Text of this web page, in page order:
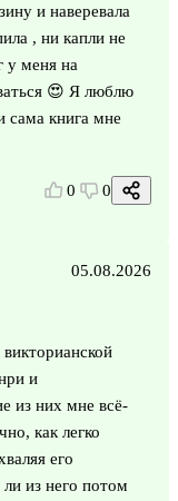
и наверевала
, ни капли не
у меня на
😍 Я люблю
сама книга мне
0 0
05.08.2026
и
из них мне всё-
как легко
его
из него потом